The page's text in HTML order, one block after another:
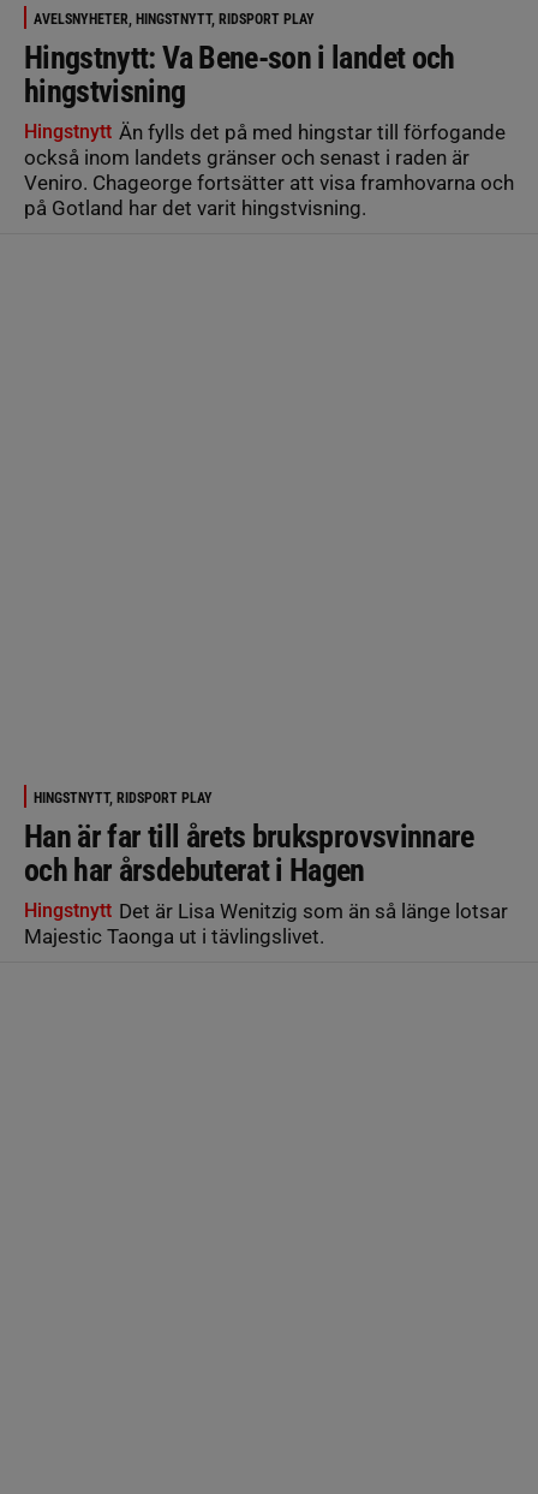
AVELSNYHETER, HINGSTNYTT, RIDSPORT PLAY
Hingstnytt: Va Bene-son i landet och
hingstvisning
Hingstnytt Än fylls det på med hingstar till förfogande
också inom landets gränser och senast i raden är
Veniro. Chageorge fortsätter att visa framhovarna och
på Gotland har det varit hingstvisning.
HINGSTNYTT, RIDSPORT PLAY
Han är far till årets bruksprovsvinnare
och har årsdebuterat i Hagen
Hingstnytt Det är Lisa Wenitzig som än så länge lotsar
Majestic Taonga ut i tävlingslivet.